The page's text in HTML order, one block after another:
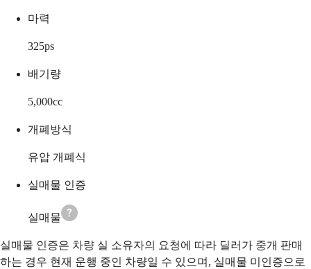
마력
325ps
배기량
5,000cc
개폐방식
유압 개폐식
실매물 인증
실매물
실매물 인증은 차량 실 소유자의 요청에 따라 딜러가 중개 판매
하는 경우 현재 운행 중인 차량일 수 있으며, 실매물 미인증으로